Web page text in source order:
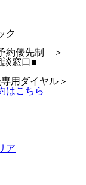
約優先制 ＞
談窓口■
用ダイヤル＞
ア